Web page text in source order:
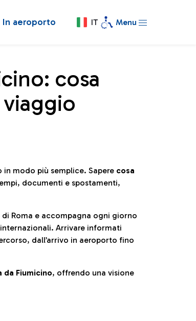
In aeroporto IT Menu
cosa
viaggio
in modo più semplice. Sapere cosa
documenti e spostamenti,
Roma e accompagna ogni giorno
Arrivare informati
dall’arrivo in aeroporto fino
Fiumicino, offrendo una visione